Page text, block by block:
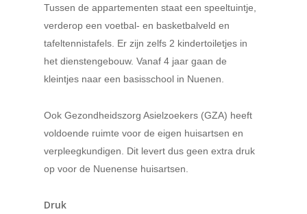
Tussen de appartementen staat een speeltuintje,
verderop een voetbal- en basketbalveld en
tafeltennistafels. Er zijn zelfs 2 kindertoiletjes in
het dienstengebouw. Vanaf 4 jaar gaan de
kleintjes naar een basisschool in Nuenen.
Ook Gezondheidszorg Asielzoekers (GZA) heeft
voldoende ruimte voor de eigen huisartsen en
verpleegkundigen. Dit levert dus geen extra druk
op voor de Nuenense huisartsen.
Druk